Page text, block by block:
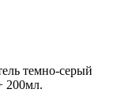
темно-серый
200мл.